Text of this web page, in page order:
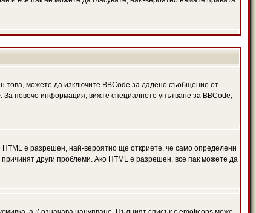
това, можете да изключите BBCode за дадено съобщение от
За повече информация, вижте специалното упътване за BBCode,
е разрешен, най-вероятно ще откриете, че само определени
други проблеми. Ако HTML е разрешен, все пак можете да